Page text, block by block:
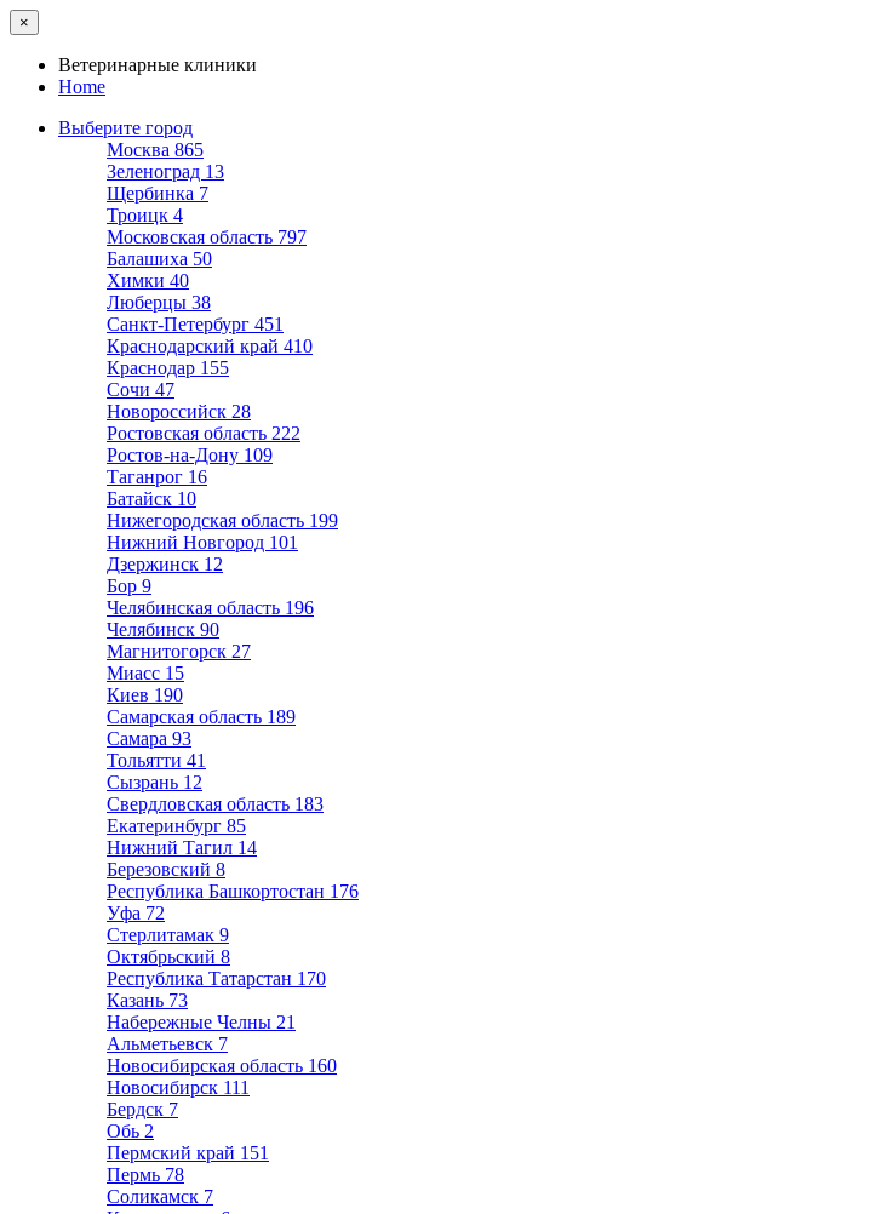
×
Ветеринарные клиники
Home
Выберите город
Москва 865
Зеленоград 13
Щербинка 7
Троицк 4
Московская область 797
Балашиха 50
Химки 40
Люберцы 38
Санкт-Петербург 451
Краснодарский край 410
Краснодар 155
Сочи 47
Новороссийск 28
Ростовская область 222
Ростов-на-Дону 109
Таганрог 16
Батайск 10
Нижегородская область 199
Нижний Новгород 101
Дзержинск 12
Бор 9
Челябинская область 196
Челябинск 90
Магнитогорск 27
Миасс 15
Киев 190
Самарская область 189
Самара 93
Тольятти 41
Сызрань 12
Свердловская область 183
Екатеринбург 85
Нижний Тагил 14
Березовский 8
Республика Башкортостан 176
Уфа 72
Стерлитамак 9
Октябрьский 8
Республика Татарстан 170
Казань 73
Набережные Челны 21
Альметьевск 7
Новосибирская область 160
Новосибирск 111
Бердск 7
Обь 2
Пермский край 151
Пермь 78
Соликамск 7